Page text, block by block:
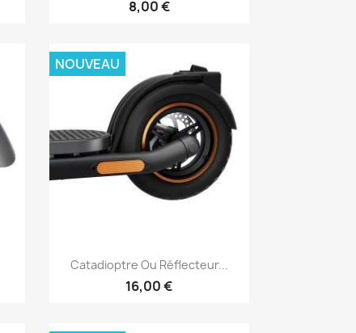
8,00 €
Aperçu rapide
Catadioptre Ou Réflecteur...
16,00 €
NOUVEAU